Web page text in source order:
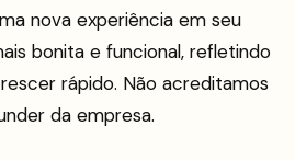
nova experiência em seu
bonita e funcional, refletindo
rápido. Não acreditamos
da empresa.